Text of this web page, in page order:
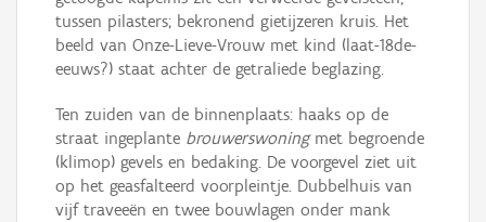
tussen pilasters; bekronend gietijzeren kruis. Het
beeld van Onze-Lieve-Vrouw met kind (laat-18de-
eeuws?) staat achter de getraliede beglazing.
Ten zuiden van de binnenplaats: haaks op de
straat ingeplante brouwerswoningmet begroende
(klimop) gevels en bedaking. De voorgevel ziet uit
op het geasfalteerd voorpleintje. Dubbelhuis van
vijf traveeën en twee bouwlagen onder mank